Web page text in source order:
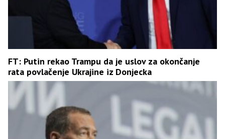
FT: Putin rekao Trampu da je uslov za okončanje
rata povlačenje Ukrajine iz Donjecka